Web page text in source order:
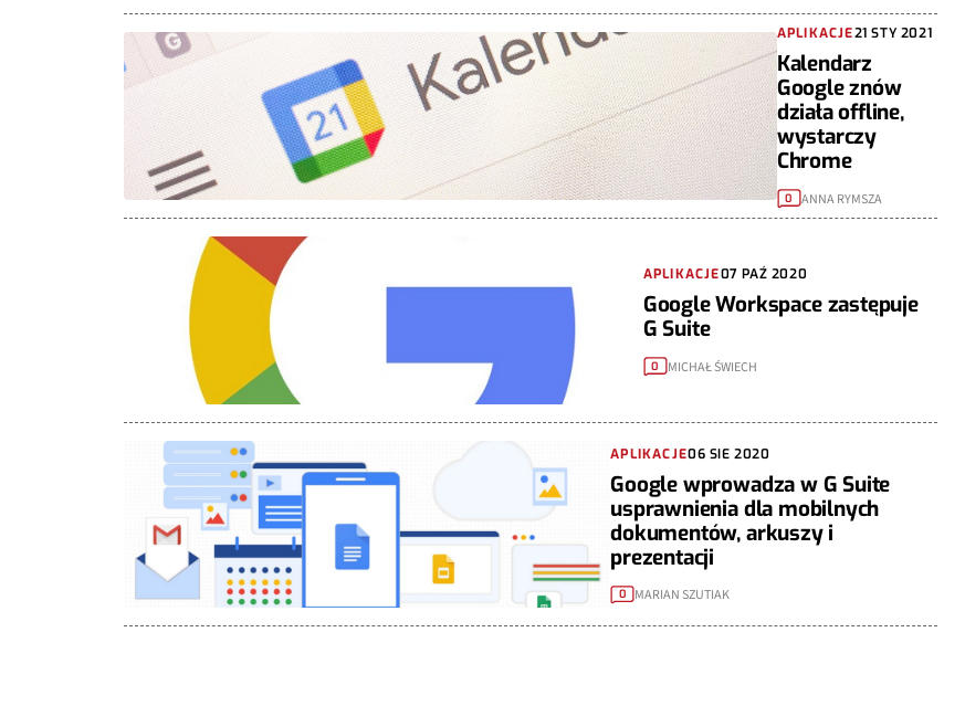
APLIKACJE21 STY 2021
Kalendarz
Google znów
działa offline,
wystarczy
Chrome
0 ANNA RYMSZA
APLIKACJE07 PAŹ 2020
Google Workspace zastępuje
G Suite
0 MICHAŁ ŚWIECH
APLIKACJE06 SIE 2020
Google wprowadza w G Suite
usprawnienia dla mobilnych
dokumentów, arkuszy i
prezentacji
0 MARIAN SZUTIAK